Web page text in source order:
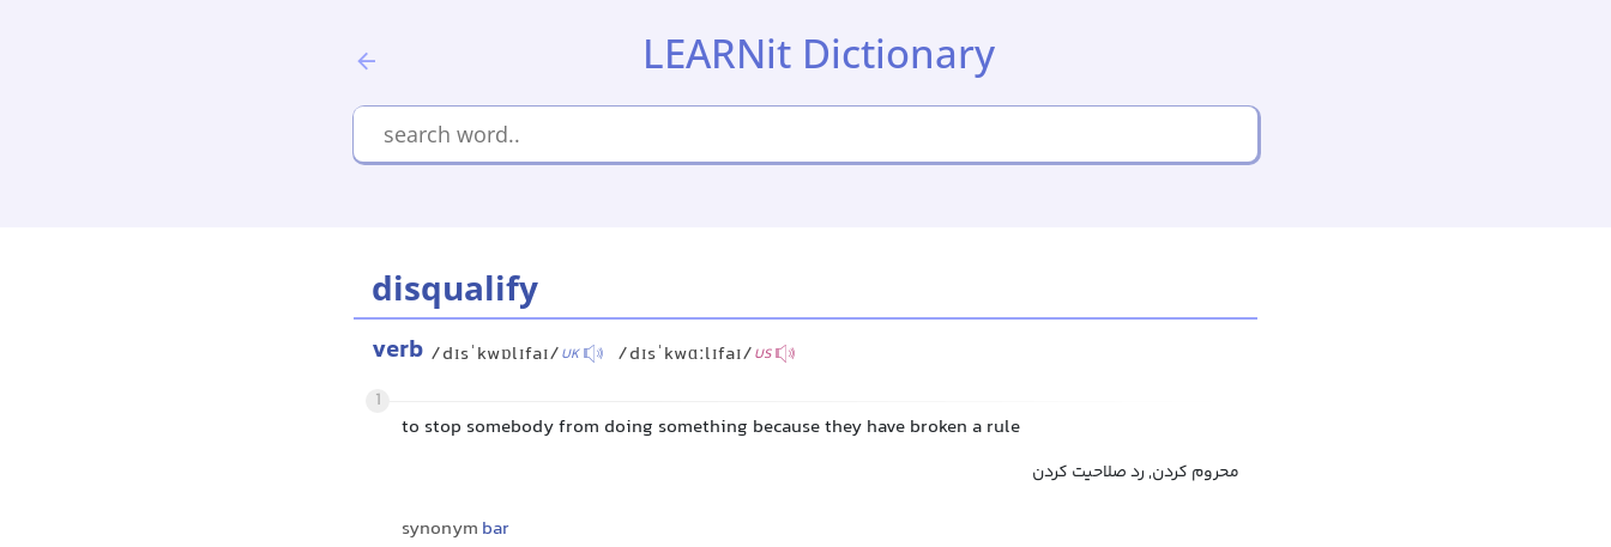
LEARNit Dictionary
disqualify
verb /dɪsˈkwɒlɪfaɪ/UK /dɪsˈkwɑːlɪfaɪ/US
1
to stop somebody from doing something because they have broken a rule
محروم کردن, رد صلاحیت کردن
synonym bar